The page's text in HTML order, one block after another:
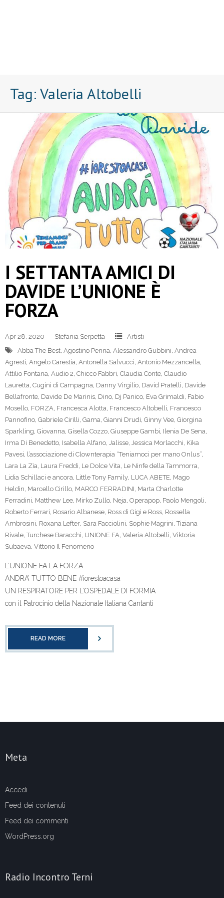
Tag: Valeria Altobelli
I SETTANTA AMICI DI
DAVIDE L’UNIONE È
FORZA
Apr 28, 2020 Stefania Serpetta
Artisti
Abba The Best, Agostino Penna, Alessandro Gubbini, Andrea
Agresti, Angelo Carestia, Antonella Salvucci, Antonio Mezzancella,
Attilio Fontana, Audio 2, Chicco Fabbri, Claudia Conte, Claudio
Lauretta, Cugini di Campagna, Danny Virgilio, David Pratelli, Davide
Bellafronte, Davide De Marinis, Dino, Dj Panico, Eva Grimaldi, Fabio
Mosello, FORZA, Francesca Alotta, Francesco Altobelli, Francesco
Pannofino, Gabriele Cirilli, Gama, Gianni Drudi, Ginny Vee, Giorgina
Sparkling, Giovanna, Gisella Cozzo, Giuseppe Gambi, Ilenia De Sena,
Irma Di Benedetto, Isabella Alfano, Jalisse, Jessica Morlacchi, Kika
Pavesi, l’associazione di Clownterapia “Teniamoci per mano Onlus”,
Lara La Zia, Laura Freddi, Le Dolce Vita, Le Ninfe della Tammorra,
Lidia Schillaci e ancora, Little Tony Family, LUCA ABETE, Mago
Heldin, Marcello Cirillo, MARCO FERRADINI, Marta Charlotte
Ferradini, Matthew Lee, Mirko Zullo, Neja, Operapop, Paolo Mengoli,
Roberto Ferrari, Rosario Albanese, Ross di Gigi e Ross, Rossella
Ambrosini, Roxana Lefter, Sara Facciolini, Sophie Magrini,Tiziana
Rivale,Turchese Baracchi, UNIONE FA, Valeria Altobelli, Viktoria
Subaeva, Vittorio Il Fenomeno
L’UNIONE FA LA FORZA
ANDRA’ TUTTO BENE #iorestoacasa
UN RESPIRATORE PER L’OSPEDALE DI FORMIA
con il Patrocinio della Nazionale Italiana Cantanti
READ MORE
Meta
Accedi
Feed dei contenuti
Feed dei commenti
WordPress.org
Radio Incontro Terni